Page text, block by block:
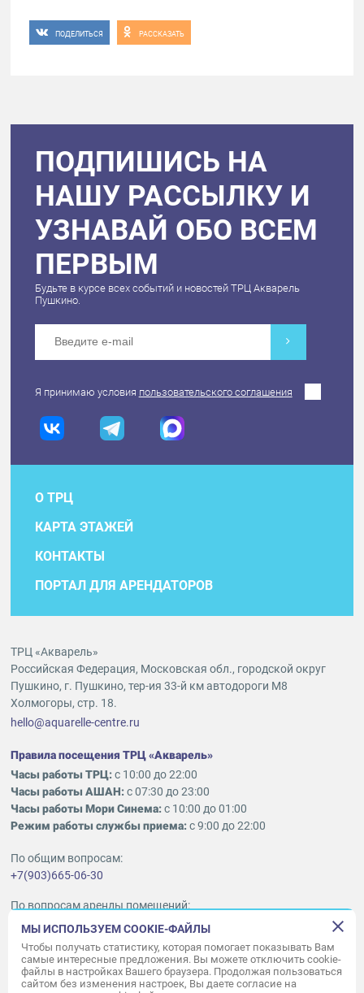
ПОДЕЛИТЬСЯ РАССКАЗАТЬ
ПОДПИШИСЬ НА
НАШУ РАССЫЛКУ И
УЗНАВАЙ ОБО ВСЕМ
ПЕРВЫМ
Будьте в курсе всех событий и новостей ТРЦ Акварель
Пушкино.
Я принимаю условия пользовательского соглашения
О ТРЦ
КАРТА ЭТАЖЕЙ
КОНТАКТЫ
ПОРТАЛ ДЛЯ АРЕНДАТОРОВ
ТРЦ «Акварель»
Российская Федерация, Московская обл., городской округ
Пушкино, г. Пушкино, тер-ия 33-й км автодороги М8
Холмогоры, стр. 18.
hello@aquarelle-centre.ru
Правила посещения ТРЦ «Акварель»
Часы работы ТРЦ:с 10:00 до 22:00
Часы работы АШАН:с 07:30 до 23:00
Часы работы Мори Синема:с 10:00 до 01:00
Режим работы службы приема:с 9:00 до 22:00
По общим вопросам:
+7(903)665-06-30
По вопросам аренды помещений:
ukleykina@nhood.com
+7(903)665-98-78
© ООО «Акварель» 2010–2026.
МЫ ИСПОЛЬЗУЕМ COOKIE-ФАЙЛЫ
Чтобы получать статистику, которая помогает показывать Вам
самые интересные предложения. Вы можете отключить cookie-
файлы в настройках Вашего браузера. Продолжая пользоваться
сайтом без изменения настроек, Вы даете согласие на